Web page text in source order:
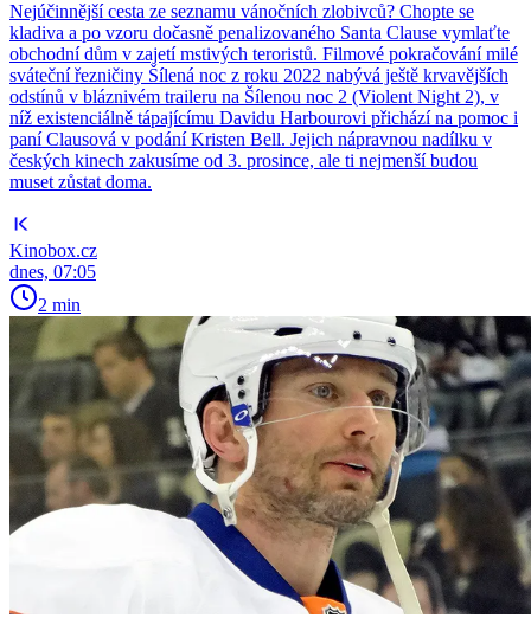
Nejúčinnější cesta ze seznamu vánočních zlobivců? Chopte se
kladiva a po vzoru dočasně penalizovaného Santa Clause vymlaťte
obchodní dům v zajetí mstivých teroristů. Filmové pokračování milé
sváteční řezničiny Šílená noc z roku 2022 nabývá ještě krvavějších
odstínů v bláznivém traileru na Šílenou noc 2 (Violent Night 2), v
níž existenciálně tápajícímu Davidu Harbourovi přichází na pomoc i
paní Clausová v podání Kristen Bell. Jejich nápravnou nadílku v
českých kinech zakusíme od 3. prosince, ale ti nejmenší budou
muset zůstat doma.
Kinobox.cz
dnes, 07:05
2 min